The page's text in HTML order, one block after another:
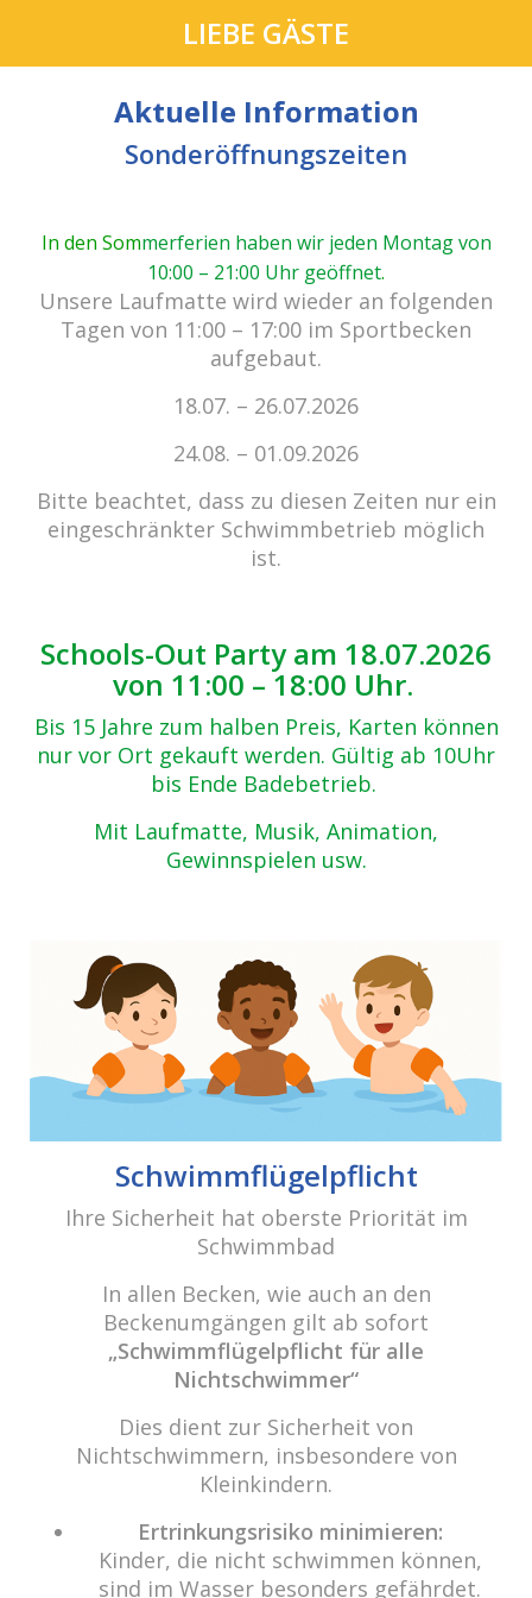
cabrio Senden - das Bad.
Außergewöhnlich, vielfältig!
Kein Einlass bei Gewitter
zu den E-Tickets
Zurück zur Übersicht
Beitrags-
Navigation
Ostern 2019
cabrio Senden - das Bad
Bulderner Str. 15
48308 Senden
Tel.: 0049 (0) 2597 - 93 918 -10
info@cabriosenden.de
Internet:www.cabriosenden.de
Wir freuen uns auf Sie!
Haben Sie Fragen? Wir kümmern uns drum!
LIEBE GÄSTE
Aktuelle Information
Sonderöffnungszeiten
In den Sommerferien haben wir jeden Montag von
10:00 – 21:00 Uhr geöffnet.
Unsere Laufmatte wird wieder an folgenden
Tagen von 11:00 – 17:00 im Sportbecken
aufgebaut.
18.07. – 26.07.2026
24.08. – 01.09.2026
Bitte beachtet, dass zu diesen Zeiten nur ein
eingeschränkter Schwimmbetrieb möglich
ist.
Schools-Out Party am 18.07.2026
von 11:00 – 18:00 Uhr.
Bis 15 Jahre zum halben Preis, Karten können
nur vor Ort gekauft werden. Gültig ab 10Uhr
bis Ende Badebetrieb.
Mit Laufmatte, Musik, Animation,
Gewinnspielen usw.
Schwimmflügelpflicht
Ihre Sicherheit hat oberste Priorität im
Schwimmbad
In allen Becken, wie auch an den
Beckenumgängen gilt ab sofort
„Schwimmflügelpflicht für alle
Nichtschwimmer“
Dies dient zur Sicherheit von
Nichtschwimmern, insbesondere von
Kleinkindern.
Ertrinkungsrisiko minimieren:
Kinder, die nicht schwimmen können,
sind im Wasser besonders gefährdet.